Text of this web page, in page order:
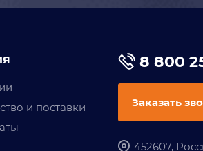
и поставки
8 800
Заказать
452607,